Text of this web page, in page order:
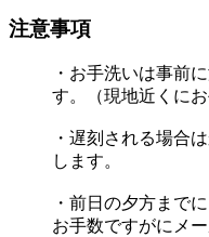
注意事項
・お手洗いは事前
す。（現地近くに
・遅刻される場合
します。
・前日の夕方まで
お手数ですがにメ